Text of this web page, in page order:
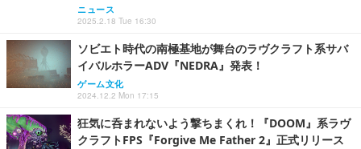
ニュース
2025.2.18 Tue 16:30
ソビエト時代の南極基地が舞台のラヴクラフト系サバ
イバルホラーADV『NEDRA』発表！
ゲーム文化
2024.12.2 Mon 17:15
狂気に呑まれないよう撃ちまくれ！『DOOM』系ラヴ
クラフトFPS『Forgive Me Father 2』正式リリース